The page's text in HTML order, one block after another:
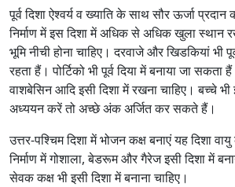
पूर्व दिशा ऐश्वर्य व ख्याति के साथ सौर ऊर्जा
निर्माण में इस दिशा में अधिक से अधिक खुला स्थान
भूमि नीची होना चाहिए। दरवाजे और खिडकियां भी
रहता हैं। पोर्टिको भी पूर्व दिया में बनाया जा
वाशबेसिन आदि इसी दिशा में रखना चाहिए। बच्चे
अध्ययन करें तो अच्छे अंक अर्जित कर सकते हैं।
उत्तर-पश्चिम दिशा में भोजन कक्ष बनाएं यह दिशा
निर्माण में गोशाला, बेडरूम और गैरेज इसी दिशा में
सेवक कक्ष भी इसी दिशा में बनाना चाहिए।